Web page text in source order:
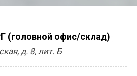
(головной офис/склад)
д. 8, лит. Б